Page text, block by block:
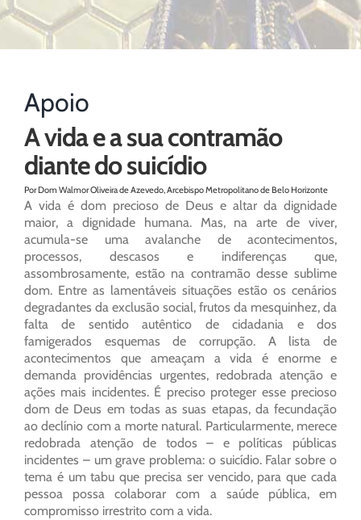
Apoio
A vida e a sua contramão
diante do suicídio
Por Dom Walmor Oliveira de Azevedo, Arcebispo Metropolitano de Belo Horizonte
A vida é dom precioso de Deus e altar da dignidade
maior, a dignidade humana. Mas, na arte de viver,
acumula-se uma avalanche de acontecimentos,
processos, descasos e indiferenças que,
assombrosamente, estão na contramão desse sublime
dom. Entre as lamentáveis situações estão os cenários
degradantes da exclusão social, frutos da mesquinhez, da
falta de sentido autêntico de cidadania e dos
famigerados esquemas de corrupção. A lista de
acontecimentos que ameaçam a vida é enorme e
demanda providências urgentes, redobrada atenção e
ações mais incidentes. É preciso proteger esse precioso
dom de Deus em todas as suas etapas, da fecundação
ao declínio com a morte natural. Particularmente, merece
redobrada atenção de todos – e políticas públicas
incidentes – um grave problema: o suicídio. Falar sobre o
tema é um tabu que precisa ser vencido, para que cada
pessoa possa colaborar com a saúde pública, em
compromisso irrestrito com a vida.